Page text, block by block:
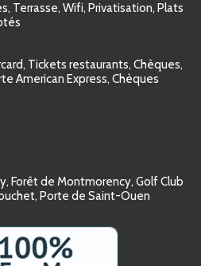
Terrasse, Wifi, Privatisation, Plats
Tickets restaurants, Chèques,
American Express, Chèques
Forêt de Montmorency, Golf Club
Porte de Saint-Ouen